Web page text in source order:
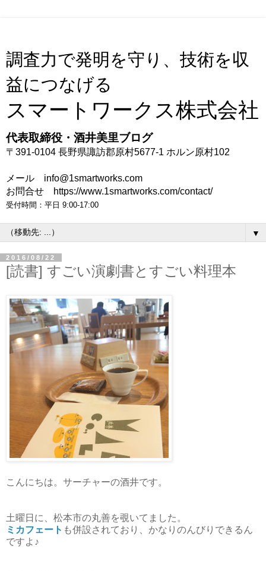
調査力で発明を守り、技術を収
益につなげる
スマートワークス株式会社
代表取締役・酒井美里ブログ
〒391-0104 長野県諏訪郡原村5677-1 ホルン原村102
メール info@1smartworks.com
お問合せ https://www.1smartworks.com/contact/
受付時間：平日 9:00-17:00
▼
2016/08/22
[読書] すごい演劇書とすごい料理本
こんにちは。サーチャーの酒井です。
土曜日に、松本市の丸善を覗いてました。
ミカフェート も併設されており、かなりのんびりできるん
ですよ♪